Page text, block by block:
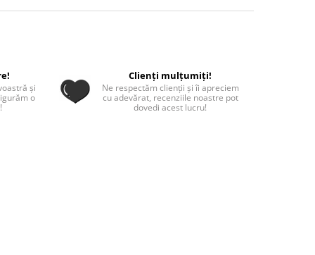
și
o
Clienți mulțumiți!
Ne respectăm clienții și îi apreciem
cu adevărat, recenziile noastre pot
dovedi acest lucru!